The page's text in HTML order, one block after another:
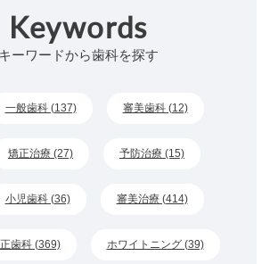
Keywords
キーワードから歯科を探す
一般歯科 (137) 審美歯科 (12)
矯正治療 (27) 予防治療 (15)
小児歯科 (36) 審美治療 (414)
歯科 (369) ホワイトニング (39)